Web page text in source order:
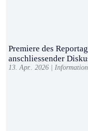
Premiere des
anschliessender
13. Apr.. 2026